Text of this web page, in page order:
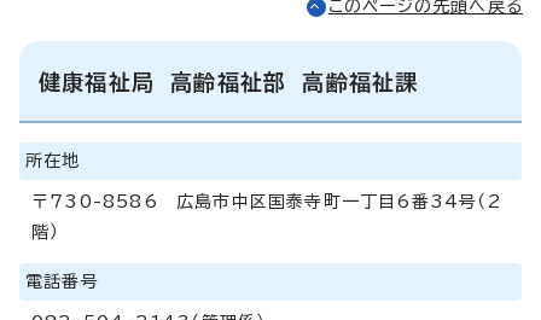
このページの先頭へ戻る
健康福祉局 高齢福祉部 高齢福祉課
所在地
〒730-8586 広島市中区国泰寺町一丁目6番34号（2
階）
電話番号